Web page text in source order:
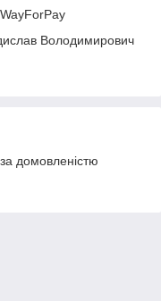
Володимирович
домовленістю